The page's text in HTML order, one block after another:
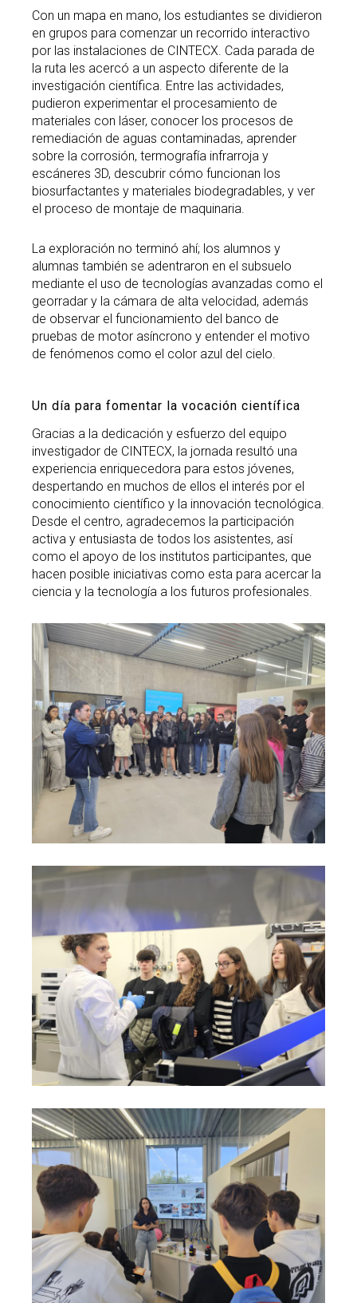
Con un mapa en mano, los estudiantes se dividieron
en grupos para comenzar un recorrido interactivo
por las instalaciones de CINTECX. Cada parada de
la ruta les acercó a un aspecto diferente de la
investigación científica. Entre las actividades,
pudieron experimentar el procesamiento de
materiales con láser, conocer los procesos de
remediación de aguas contaminadas, aprender
sobre la corrosión, termografía infrarroja y
escáneres 3D, descubrir cómo funcionan los
biosurfactantes y materiales biodegradables, y ver
el proceso de montaje de maquinaria.
La exploración no terminó ahí; los alumnos y
alumnas también se adentraron en el subsuelo
mediante el uso de tecnologías avanzadas como el
georradar y la cámara de alta velocidad, además
de observar el funcionamiento del banco de
pruebas de motor asíncrono y entender el motivo
de fenómenos como el color azul del cielo.
Un día para fomentar la vocación científica
Gracias a la dedicación y esfuerzo del equipo
investigador de CINTECX, la jornada resultó una
experiencia enriquecedora para estos jóvenes,
despertando en muchos de ellos el interés por el
conocimiento científico y la innovación tecnológica.
Desde el centro, agradecemos la participación
activa y entusiasta de todos los asistentes, así
como el apoyo de los institutos participantes, que
hacen posible iniciativas como esta para acercar la
ciencia y la tecnología a los futuros profesionales.